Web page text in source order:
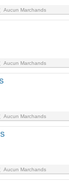
Aucun Marchands
Aucun Marchands
Aucun Marchands
Aucun Marchands